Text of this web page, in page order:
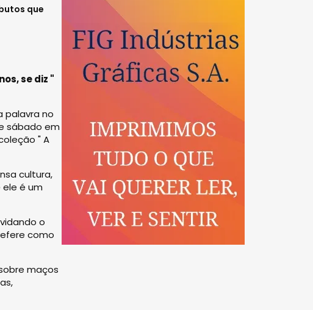
que
se diz "
palavra no
sábado em
" A
cultura,
é um
o
como
maços